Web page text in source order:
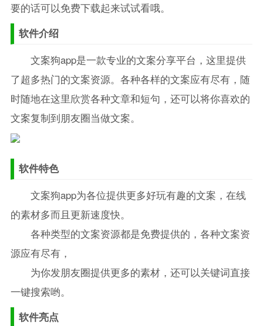
要的话可以免费下载起来试试看哦。
软件介绍
文案狗app是一款专业的文案分享平台，这里提供
了超多热门的文案资源。各种各样的文案应有尽有，随
时随地在这里欣赏各种文章和短句，还可以将你喜欢的
文案复制到朋友圈当做文案。
软件特色
文案狗app为各位提供更多好玩有趣的文案，在线
的素材多而且更新速度快。
各种类型的文案资源都是免费提供的，各种文案资
源应有尽有，
为你发朋友圈提供更多的素材，还可以关键词直接
一键搜索哟。
软件亮点